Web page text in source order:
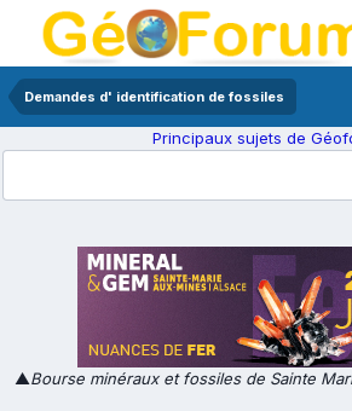
Demandes d' identification de fossiles
Principaux sujets de
▲Bourse minéraux et fossiles de Sainte